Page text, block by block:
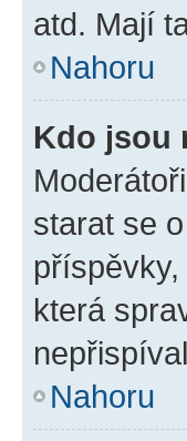
atd. Mají
Nahoru
Kdo jsou
starat se
která
Nahoru